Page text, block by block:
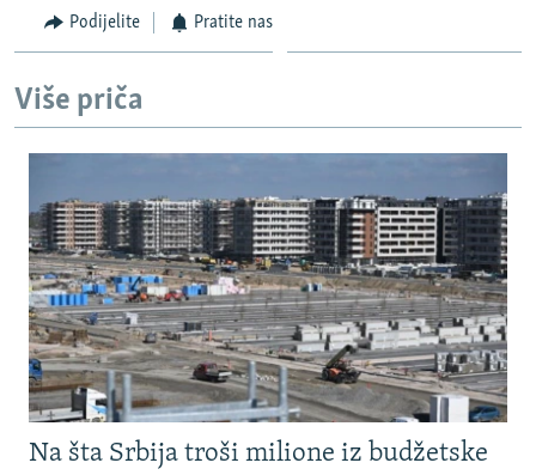
Podijelite Pratite nas
Više priča
Na šta Srbija troši milione iz budžetske